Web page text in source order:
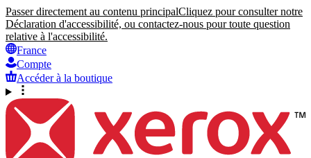
Passer directement au contenu principalCliquez pour consulter notre
Déclaration d'accessibilité, ou contactez-nous pour toute question
relative à l'accessibilité.
France
Compte
Accéder à la boutique